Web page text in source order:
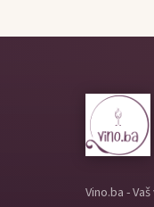
Vino.ba -